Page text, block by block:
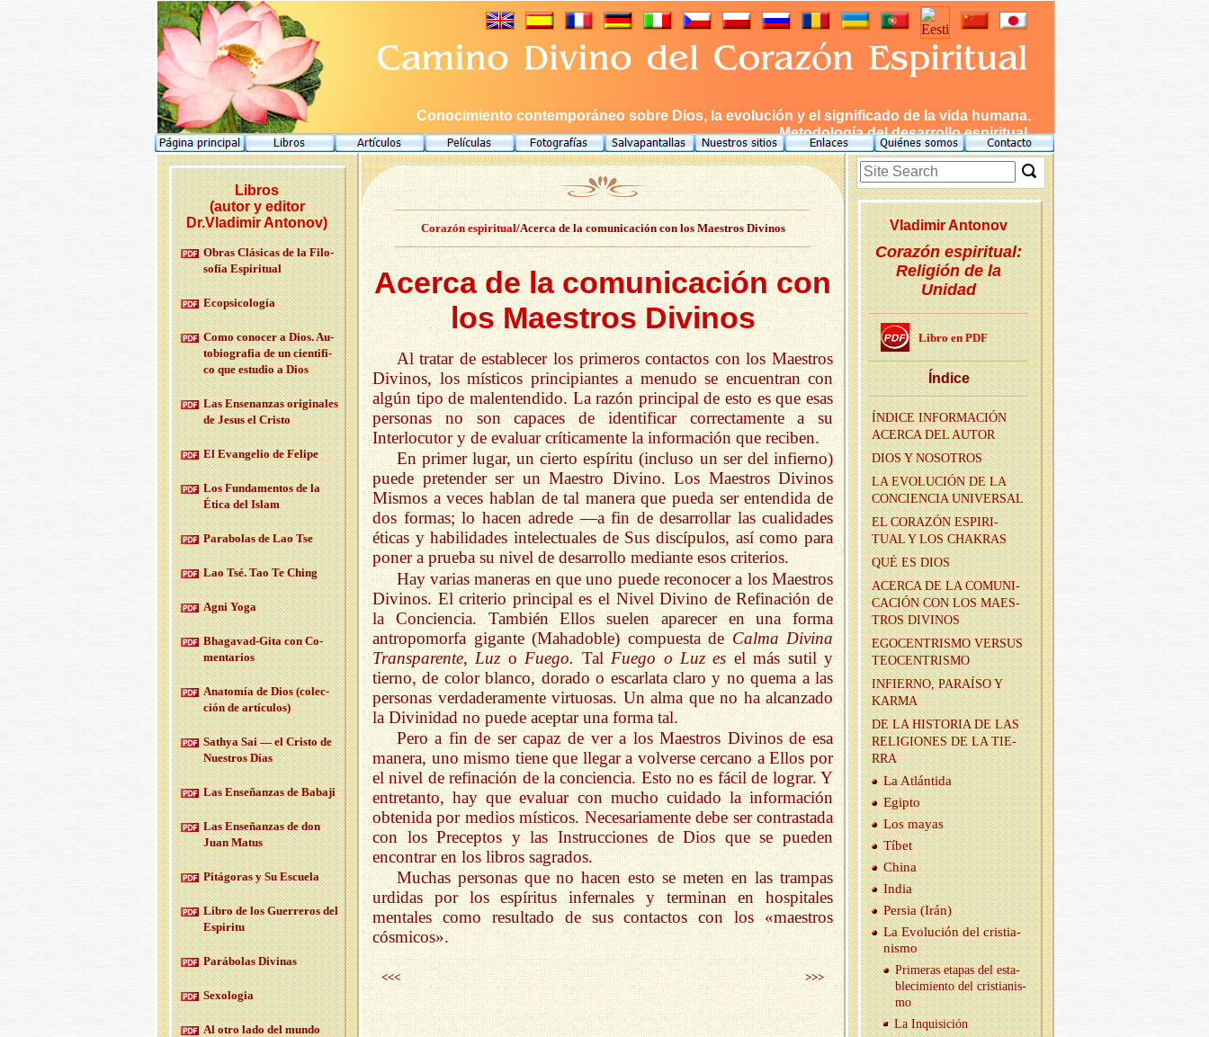
Conocimiento contemporáneo sobre Dios, la evolución y el significado de la vida humana.
Metodología del desarrollo espiritual.
Corazón espiritual/Acerca de la comunicación con los Maestros Divinos
Acerca de la comunicación con
los Maestros Divinos
Al tratar de establecer los primeros contactos con los Maestros
Divinos, los místicos principiantes a menudo se encuentran con
algún tipo de malentendido. La razón principal de esto es que esas
personas no son capaces de identificar correctamente a su
Interlocutor y de evaluar críticamente la información que reciben.
En primer lugar, un cierto espíritu (incluso un ser del infierno)
puede pretender ser un Maestro Divino. Los Maestros Divinos
Mismos a veces hablan de tal manera que pueda ser entendida de
dos formas; lo hacen adrede —a fin de desarrollar las cualidades
éticas y habilidades intelectuales de Sus discípulos, así como para
poner a prueba su nivel de desarrollo mediante esos criterios.
Hay varias maneras en que uno puede reconocer a los Maestros
Divinos. El criterio principal es el Nivel Divino de Refinación de
la Conciencia. También Ellos suelen aparecer en una forma
antropomorfa gigante (Mahadoble) compuesta deCalma Divina
Transparente, LuzoFuego.Tal Fuego o Luz esel más sutil y
tierno, de color blanco, dorado o escarlata claro y no quema a las
personas verdaderamente virtuosas. Un alma que no ha alcanzado
la Divinidad no puede aceptar una forma tal.
Pero a fin de ser capaz de ver a los Maestros Divinos de esa
manera, uno mismo tiene que llegar a volverse cercano a Ellos por
el nivel de refinación de la conciencia. Esto no es fácil de lograr. Y
entretanto, hay que evaluar con mucho cuidado la información
obtenida por medios místicos. Necesariamente debe ser contrastada
con los Preceptos y las Instrucciones de Dios que se pueden
encontrar en los libros sagrados.
Muchas personas que no hacen esto se meten en las trampas
urdidas por los espíritus infernales y terminan en hospitales
mentales como resultado de sus contactos con los «maestros
cósmicos».
<<< >>>
Vla­di­mir An­to­nov
Corazón espiritual:
Religión de la
Unidad
Libro en PDF
Ín­di­ce
ÍN­DI­CE IN­FOR­MA­CIÓN
ACER­CA DEL AUTOR
DIOS Y NO­SO­TROS
LA EVO­LU­CIÓN DE LA
CON­CIEN­CIA UNI­VER­SAL
EL CO­RA­ZÓN ES­PI­RI­
TUAL Y LOS CHA­KRAS
QUÉ ES DIOS
ACER­CA DE LA CO­MU­NI­
CA­CIÓN CON LOS MAES­
TROS DI­VI­NOS
EGO­CEN­TRIS­MO VER­SUS
TEO­CEN­TRIS­MO
IN­FIERNO, PA­RAÍ­SO Y
KARMA
DE LA HIS­TO­RIA DE LAS
RE­LI­GIO­NES DE LA TIE­
RRA
La Atlán­ti­da
Egip­to
Los mayas
Tíbet
China
India
Per­sia (Irán)
La Evo­lu­ción del cris­tia­
nis­mo
Pri­me­ras eta­pas del es­ta­
ble­ci­mien­to del cris­tia­nis­
mo
La In­qui­si­ción
Libros
(autor y editor
Dr.Vladimir Antonov)
Obras Clá­si­cas de la Fi­lo­
so­fía Es­pi­ri­tual
Eco­psi­co­lo­gía
Como co­no­cer a Dios. Au­
to­bio­gra­fia de un cien­ti­fi­
co que es­tu­dio a Dios
Las En­se­nan­zas ori­gi­na­les
de Jesus el Cris­to
El Evan­ge­lio de Fe­li­pe
Los Fun­da­men­tos de la
Ética del Islam
Pa­ra­bo­las de Lao Tse
Lao Tsé. Tao Te Ching
Agni Yoga
Bha­ga­vad-Gi­ta con Co­
men­ta­rios
Anato­mía de Dios (co­lec­
ción de ar­tícu­los)
Sath­ya Sai — el Cris­to de
Nues­tros Días
Las En­se­ñan­zas de Ba­ba­ji
Las En­se­ñan­zas de don
Juan Matus
Pi­tá­go­ras y Su Es­cue­la
Libro de los Gue­rre­ros del
Es­pi­ri­tu
Pa­rá­bo­las Di­vi­nas
Se­xo­lo­gia
Al otro lado del mundo